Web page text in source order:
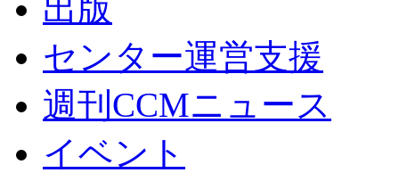
出版
センター運営支援
週刊CCMニュース
イベント